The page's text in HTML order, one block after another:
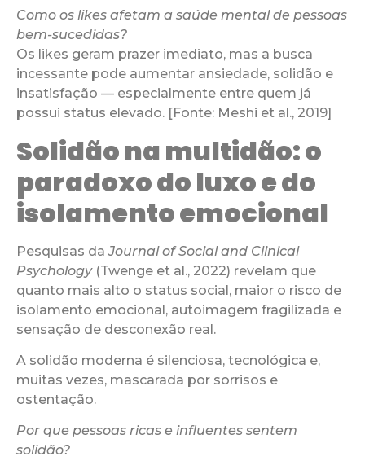
Como os likes afetam a saúde mental de pessoas
bem-sucedidas?
Os likes geram prazer imediato, mas a busca
incessante pode aumentar ansiedade, solidão e
insatisfação — especialmente entre quem já
possui status elevado. [Fonte: Meshi et al., 2019]
Solidão na multidão: o
paradoxo do luxo e do
isolamento emocional
Pesquisas daJournal of Social and Clinical
Psychology(Twenge et al., 2022) revelam que
quanto mais alto o status social, maior o risco de
isolamento emocional, autoimagem fragilizada e
sensação de desconexão real.
A solidão moderna é silenciosa, tecnológica e,
muitas vezes, mascarada por sorrisos e
ostentação.
Por que pessoas ricas e influentes sentem
solidão?